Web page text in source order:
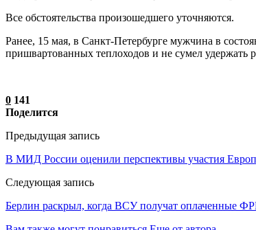
Все обстоятельства произошедшего уточняются.
Ранее, 15 мая, в Санкт-Петербурге мужчина в
пришвартованных теплоходов и не сумел удержать
0 141
Поделится
Предыдущая запись
В МИД России оценили перспективы участия
Следующая запись
Берлин раскрыл, когда ВСУ получат оплаченные